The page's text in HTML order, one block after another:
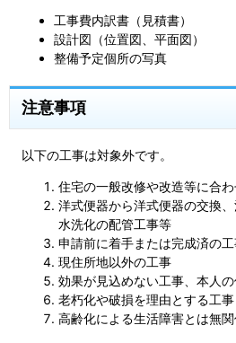
工事費内訳書（見積書）
設計図（位置図、平面図）
整備予定個所の写真
注意事項
以下の工事は対象外です。
住宅の一般改修や改造等に合
洋式便器から洋式便器の交換
水洗化の配管工事等
申請前に着手または完成済の
現住所地以外の工事
効果が見込めない工事、本人
老朽化や破損を理由とする工事
高齢化による生活障害とは無